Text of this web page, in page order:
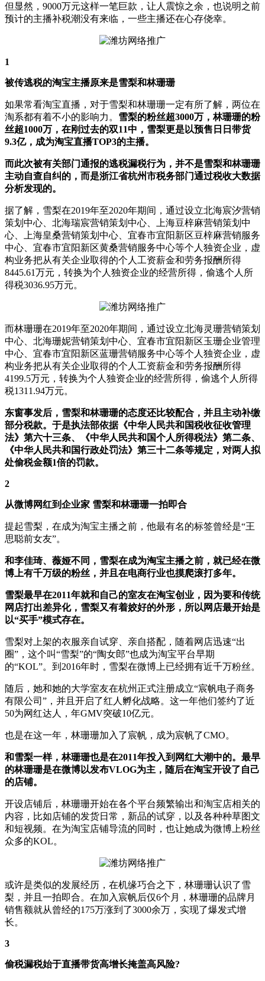
但显然，9000万元这样一笔巨款，让人震惊之余，也说明之前
预计的主播补税潮没有来临，一些主播还在心存侥幸。
1
被传逃税的淘宝主播原来是雪梨和林珊珊
如果常看淘宝直播，对于雪梨和林珊珊一定有所了解，两位在
淘系都有着不小的影响力。 雪梨的粉丝超3000万，林珊珊的粉
丝超1000万，在刚过去的双11中，雪梨更是以预售日日带货
9.3亿，成为淘宝直播TOP3的主播。
而此次被有关部门通报的逃税漏税行为，并不是雪梨和林珊珊
主动自查自纠的，而是浙江省杭州市税务部门通过税收大数据
分析发现的。
据了解，雪梨在2019年至2020年期间，通过设立北海宸汐营销
策划中心、北海瑞宸营销策划中心、上海豆梓麻营销策划中
心、上海皇桑营销策划中心、宜春市宜阳新区豆梓麻营销服务
中心、宜春市宜阳新区黄桑营销服务中心等个人独资企业，虚
构业务把从有关企业取得的个人工资薪金和劳务报酬所得
8445.61万元，转换为个人独资企业的经营所得，偷逃个人所
得税3036.95万元。
而林珊珊在2019年至2020年期间，通过设立北海灵珊营销策划
中心、北海珊妮营销策划中心、宜春市宜阳新区玉珊企业管理
中心、宜春市宜阳新区蓝珊营销服务中心等个人独资企业，虚
构业务把从有关企业取得的个人工资薪金和劳务报酬所得
4199.5万元，转换为个人独资企业的经营所得，偷逃个人所得
税1311.94万元。
东窗事发后，雪梨和林珊珊的态度还比较配合，并且主动补缴
部分税款。于是执法部依据《中华人民共和国税收征收管理
法》第六十三条、《中华人民共和国个人所得税法》第二条、
《中华人民共和国行政处罚法》第三十二条等规定，对两人拟
处偷税金额1倍的罚款。
2
从微博网红到企业家 雪梨和林珊珊一拍即合
提起雪梨，在成为淘宝主播之前，他最有名的标签曾经是“王
思聪前女友”。
和李佳琦、薇娅不同，雪梨在成为淘宝主播之前，就已经在微
博上有千万级的粉丝，并且在电商行业也摸爬滚打多年。
雪梨最早在2011年就和自己的室友在淘宝创业，因为要和传统
网店打出差异化，雪梨又有着姣好的外形，所以网店最开始是
以“买手”模式存在。
雪梨对上架的衣服亲自试穿、亲自搭配，随着网店迅速“出
圈”，这个叫“雪梨”的“陶女郎”也成为淘宝平台早期
的“KOL”。到2016年时，雪梨在微博上已经拥有近千万粉丝。
随后，她和她的大学室友在杭州正式注册成立“宸帆电子商务
有限公司”，并且开启了红人孵化战略。这一年他们签约了近
50为网红达人，年GMV突破10亿元。
也是在这一年，林珊珊加入了宸帆，成为宸帆了CMO。
和雪梨一样，林珊珊也是在2011年投入到网红大潮中的。最早
的林珊珊是在微博以发布VLOG为主，随后在淘宝开设了自己
的店铺。
开设店铺后，林珊珊开始在各个平台频繁输出和淘宝店相关的
内容，比如店铺的发货日常，新品的试穿，以及各种种草图文
和短视频。在为淘宝店铺导流的同时，也让她成为微博上粉丝
众多的KOL。
或许是类似的发展经历，在机缘巧合之下，林珊珊认识了雪
梨，并且一拍即合。在加入宸帆后仅6个月，林珊珊的品牌月
销售额就从曾经的175万涨到了3000余万，实现了爆发式增
长。
3
偷税漏税始于直播带货高增长掩盖高风险?